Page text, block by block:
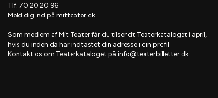
Tlf. 70 20 20 96
Meld dig ind på mitteater.dk
Som medlem afMit Teaterfår du tilsendt Teaterkataloget i april,
hvis du inden da har indtastet din adresse i din profil
Kontakt os om Teaterkataloget på info@teaterbilletter.dk